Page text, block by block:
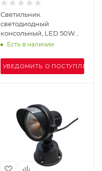
Светильник
светодиодный
консольный, LED 50W
6000К IP66, темно
Есть в наличии
УВЕДОМИТЬ О ПОСТУПЛЕНИИ